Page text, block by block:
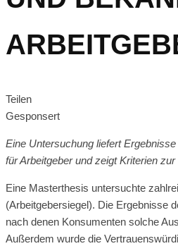
Teilen
Gesponsert
Eine Untersuchung liefert
für Arbeitgeber und zeigt Kriterien
Eine Masterthesis untersuchte
(Arbeitgebersiegel). Die Ergebnisse
nach denen Konsumenten solche
Außerdem wurde die